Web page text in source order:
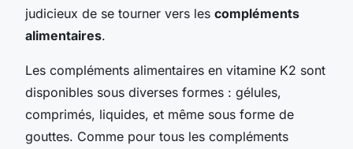
judicieux de se tourner vers les compléments
alimentaires.
Les compléments alimentaires en vitamine K2 sont
disponibles sous diverses formes : gélules,
comprimés, liquides, et même sous forme de
gouttes. Comme pour tous les compléments